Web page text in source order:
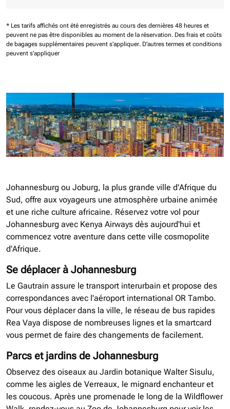
* Les tarifs affichés ont été enregistrés au cours des dernières 48 heures et
peuvent ne pas être disponibles au moment de la réservation. Des frais et coûts
de bagages supplémentaires peuvent s'appliquer. D'autres termes et conditions
peuvent s'appliquer
Johannesburg ou Joburg, la plus grande ville d'Afrique du
Sud, offre aux voyageurs une atmosphère urbaine animée
et une riche culture africaine. Réservez votre vol pour
Johannesburg avec Kenya Airways dès aujourd'hui et
commencez votre aventure dans cette ville cosmopolite
d'Afrique.
Se déplacer à Johannesburg
Le Gautrain assure le transport interurbain et propose des
correspondances avec l'aéroport international OR Tambo.
Pour vous déplacer dans la ville, le réseau de bus rapides
Rea Vaya dispose de nombreuses lignes et la smartcard
vous permet de faire des changements de facilement.
Parcs et jardins de Johannesburg
Observez des oiseaux au Jardin botanique Walter Sisulu,
comme les aigles de Verreaux, le mignard enchanteur et
les coucous. Après une promenade le long de la Wildflower